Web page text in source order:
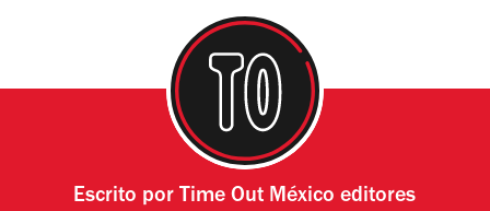
Escrito por Time Out México editores